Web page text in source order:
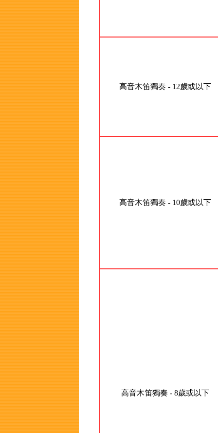
高音木笛獨奏 - 12歲或以下
高音木笛獨奏 - 10歲或以下
高音木笛獨奏 - 8歲或以下